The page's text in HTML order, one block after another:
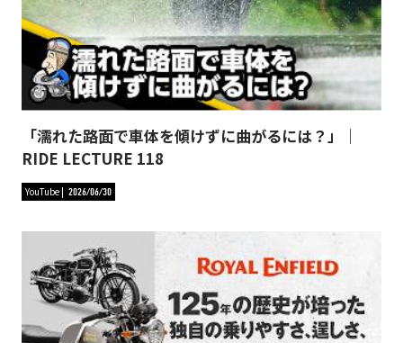
「濡れた路面で車体を傾けずに曲がるには？」｜
RIDE LECTURE 118
YouTube 2026/06/30